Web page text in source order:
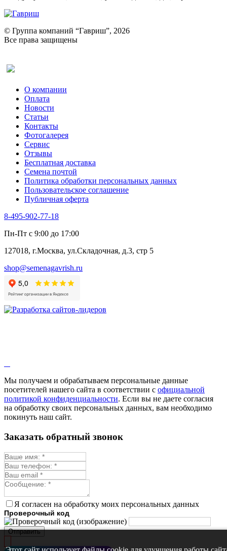
© Группа компаний “Гавриш”, 2026
Все права защищены
О компании
Оплата
Новости
Статьи
Контакты
Фотогалерея​
Сервис
Отзывы
Бесплатная доставка
Семена почтой
Политика обработки персональных данных
Пользовательское соглашение
Публичная оферта
8-495-902-77-18
Пн-Пт с 9:00 до 17:00
127018, г.Москва, ул.Складочная, д.3, стр 5
shop@semenagavrish.ru
Мы получаем и обрабатываем персональные данные
посетителей нашего сайта в соответствии с официальной
политикой конфиденциальности. Если вы не даете согласия
на обработку своих персональных данных, вам необходимо
покинуть наш сайт.
Заказать обратный звонок
Я согласен на обработку моих персональных данных
Проверочный код
Отправить